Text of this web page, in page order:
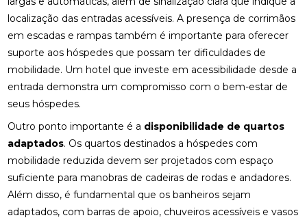
localização das entradas acessíveis. A presença de corrimãos
em escadas e rampas também é importante para oferecer
suporte aos hóspedes que possam ter dificuldades de
mobilidade. Um hotel que investe em acessibilidade desde a
entrada demonstra um compromisso com o bem-estar de
seus hóspedes.
Outro ponto importante é a disponibilidade de quartos
adaptados. Os quartos destinados a hóspedes com
mobilidade reduzida devem ser projetados com espaço
suficiente para manobras de cadeiras de rodas e andadores.
Além disso, é fundamental que os banheiros sejam
adaptados, com barras de apoio, chuveiros acessíveis e vasos